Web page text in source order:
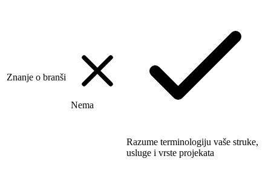
Znanje o branši
Nema
Razume terminologiju vaše struke,
usluge i vrste projekata